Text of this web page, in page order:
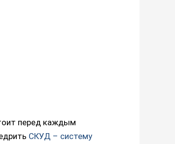
перед каждым
СКУД – систему